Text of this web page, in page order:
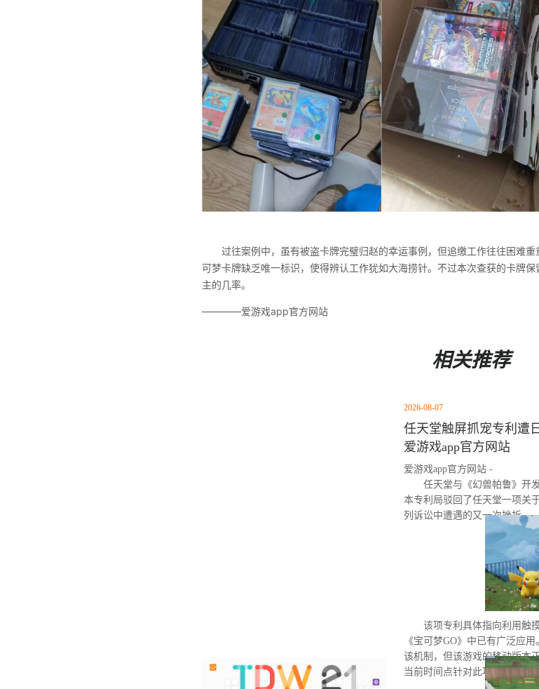
过往案例中，虽有被盗卡牌完璧归赵的幸运事例，但追缴工作往往困难
可梦卡牌缺乏唯一标识，使得辨认工作犹如大海捞针。不过本次查获的卡牌
主的几率。
————爱游戏app官方网站
相关推荐
2026-08-07
任天堂触屏抓宠专利遭
爱游戏app官方网站
爱游戏app官方网站 -
任天堂与《幻兽帕鲁》开
本专利局驳回了任天堂一项关
列诉讼中遭遇的又一次挫折。
该项专利具体指向利用触
《宝可梦GO》中已有广泛应
该机制，但该游戏的移动版本
当前时间点针对此项专利发起